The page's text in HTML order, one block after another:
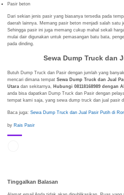
Pasir beton
Dari sekian jenis pasir yang biasanya tersedia pada
daerah lainnya. Memang pasir beton menjadi salah satu
Sehingga pasir ini juga memang cukup mahal sekali
mulai dair digunakan untuk pemasangan batu bata,
pada dinding.
Sewa Dump Truck dan
Butuh Dump Truck dan Pasir dengan jumlah yang
mencari dimana tempat Sewa Dump Truck dan Jual
Utara dan sekitarnya, Hubungi 08118168989 dengan
anda bisa dapatkan Dump Truck dan Pasir dengan
tempat kami saja, yang sewa dump truck dan jual pasir
Baca juga: Sewa Dump Truck dan Jual Pasir Putih di
by Rais Pasir
Tinggalkan Balasan